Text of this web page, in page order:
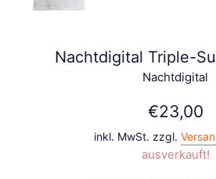
Nachtdigital Triple-
Nachtdigital
Normaler
€23,00
inkl. MwSt. zzgl.
ausverkauft!